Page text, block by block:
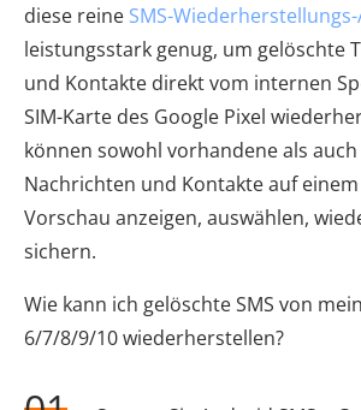
diese reine SMS-
leistungsstark genug, um gelöschte
und Kontakte direkt vom internen
SIM-Karte des Google Pixel
können sowohl vorhandene als
Nachrichten und Kontakte auf
Vorschau anzeigen, auswählen,
sichern.
Wie kann ich gelöschte SMS von
6/7/8/9/10 wiederherstellen?